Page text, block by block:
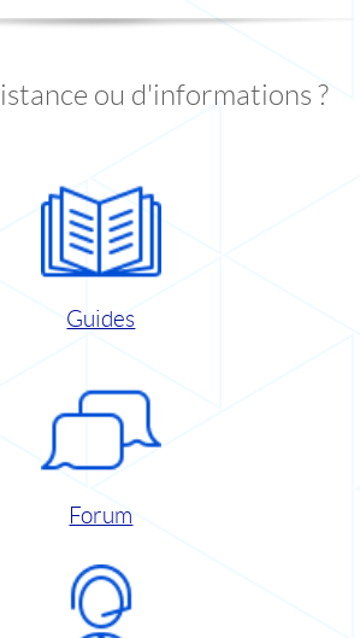
ou d'informations ?
Guides
Forum